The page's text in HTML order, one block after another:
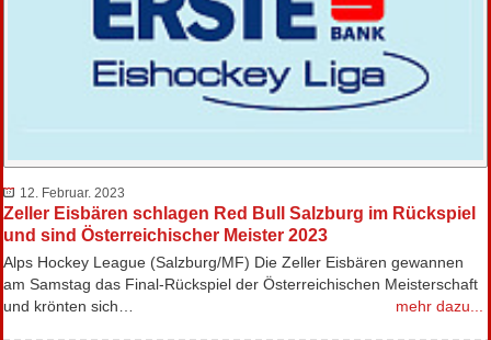
12. Februar. 2023
Zeller Eisbären schlagen Red Bull Salzburg im Rückspiel
und sind Österreichischer Meister 2023
Alps Hockey League (Salzburg/MF) Die Zeller Eisbären gewannen
am Samstag das Final-Rückspiel der Österreichischen Meisterschaft
und krönten sich…
mehr dazu...